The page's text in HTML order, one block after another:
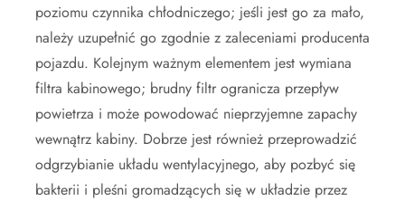
poziomu czynnika chłodniczego; jeśli jest go za mało,
należy uzupełnić go zgodnie z zaleceniami producenta
pojazdu. Kolejnym ważnym elementem jest wymiana
filtra kabinowego; brudny filtr ogranicza przepływ
powietrza i może powodować nieprzyjemne zapachy
wewnątrz kabiny. Dobrze jest również przeprowadzić
odgrzybianie układu wentylacyjnego, aby pozbyć się
bakterii i pleśni gromadzących się w układzie przez